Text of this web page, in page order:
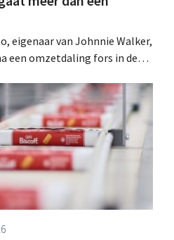
eigenaar van Johnnie Walker,
een omzetdaling fors in de
cocktails.